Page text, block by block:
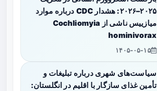
۲۰۲۵–۲۰۲۶: هشدار CDC درباره موارد
میازییس ناشی از Cochliomyia
hominivorax
۱۴۰۵-۰۵-۱۵
سیاست‌های شهری درباره تبلیغات و
تأمین غذای سازگار با اقلیم در انگلستان: